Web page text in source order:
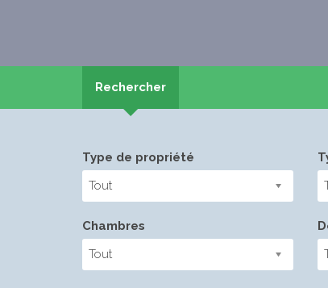
Rechercher
Type de propriété
Tout
Chambres
Tout